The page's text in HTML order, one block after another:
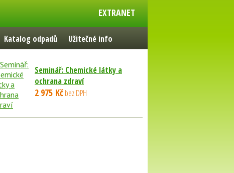
EXTRANET
Katalog odpadů Užitečné info
Seminář: Chemické látky a
ochrana zdraví
2 975 Kčbez DPH